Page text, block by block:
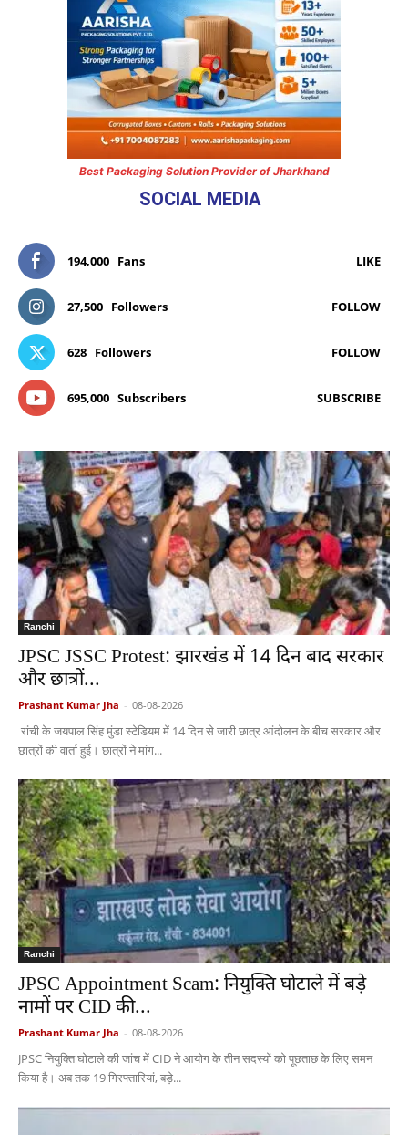
Best Packaging Solution Provider of Jharkhand
SOCIAL MEDIA
194,000 Fans LIKE
27,500 Followers FOLLOW
628 Followers FOLLOW
695,000 Subscribers SUBSCRIBE
Ranchi
JPSC JSSC Protest: झारखंड में 14 दिन बाद सरकार
और छात्रों...
Prashant Kumar Jha - 08-08-2026
रांची के जयपाल सिंह मुंडा स्टेडियम में 14 दिन से जारी छात्र आंदोलन के बीच सरकार और
छात्रों की वार्ता हुई। छात्रों ने मांग...
Ranchi
JPSC Appointment Scam: नियुक्ति घोटाले में बड़े
नामों पर CID की...
Prashant Kumar Jha - 08-08-2026
JPSC नियुक्ति घोटाले की जांच में CID ने आयोग के तीन सदस्यों को पूछताछ के लिए समन
किया है। अब तक 19 गिरफ्तारियां, बड़े...